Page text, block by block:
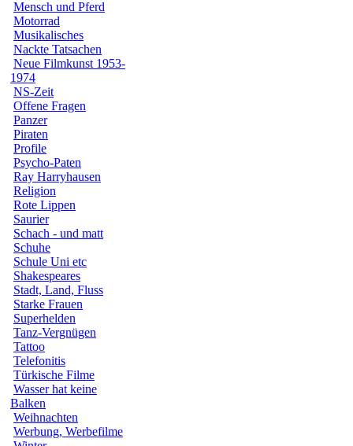
Mensch und Pferd
Motorrad
Musikalisches
Nackte Tatsachen
Neue Filmkunst 1953-
1974
NS-Zeit
Offene Fragen
Panzer
Piraten
Profile
Psycho-Paten
Ray Harryhausen
Religion
Rote Lippen
Saurier
Schach - und matt
Schuhe
Schule Uni etc
Shakespeares
Stadt, Land, Fluss
Starke Frauen
Superhelden
Tanz-Vergnügen
Tattoo
Telefonitis
Türkische Filme
Wasser hat keine
Balken
Weihnachten
Werbung, Werbefilme